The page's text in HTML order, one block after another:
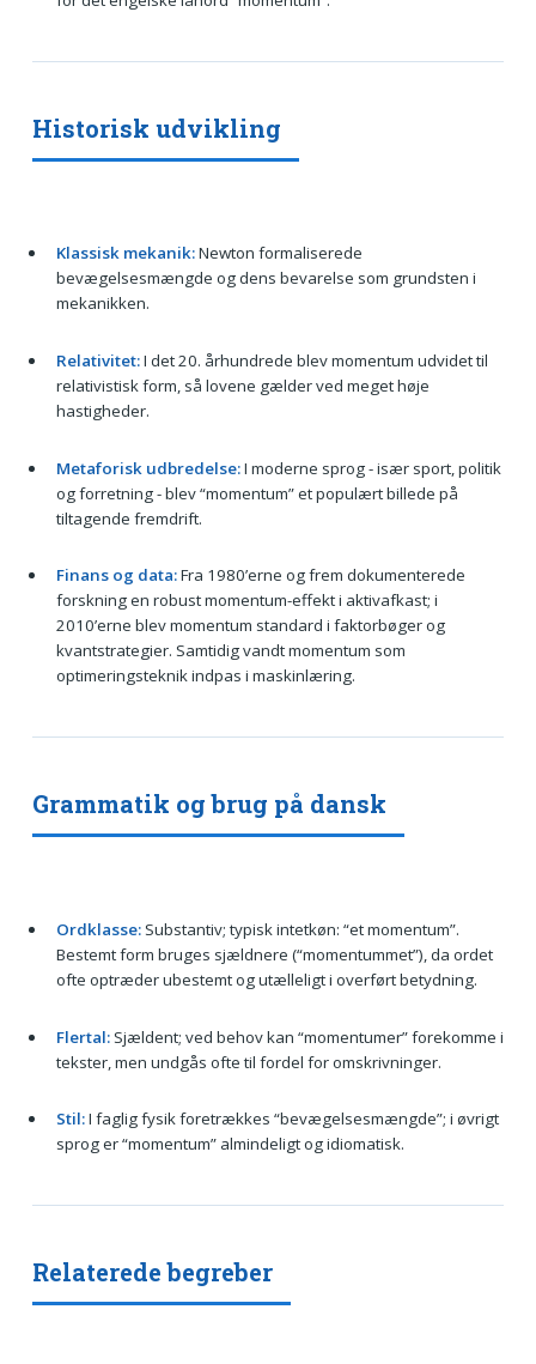
Historisk udvikling
Klassisk mekanik:Newton formaliserede
bevægelsesmængde og dens bevarelse som grundsten i
mekanikken.
Relativitet:I det 20. århundrede blev momentum udvidet til
relativistisk form, så lovene gælder ved meget høje
hastigheder.
Metaforisk udbredelse:I moderne sprog - især sport, politik
og forretning - blev “momentum” et populært billede på
tiltagende fremdrift.
Finans og data:Fra 1980’erne og frem dokumenterede
forskning en robust momentum-effekt i aktivafkast; i
2010’erne blev momentum standard i faktorbøger og
kvantstrategier. Samtidig vandt momentum som
optimeringsteknik indpas i maskinlæring.
Grammatik og brug på dansk
Ordklasse:Substantiv; typisk intetkøn: “et momentum”.
Bestemt form bruges sjældnere (“momentummet”), da ordet
ofte optræder ubestemt og utælleligt i overført betydning.
Flertal:Sjældent; ved behov kan “momentumer” forekomme i
tekster, men undgås ofte til fordel for omskrivninger.
Stil:I faglig fysik foretrækkes “bevægelsesmængde”; i øvrigt
sprog er “momentum” almindeligt og idiomatisk.
Relaterede begreber